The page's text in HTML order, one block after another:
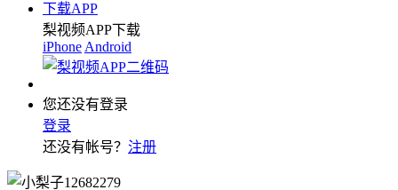
下载APP
梨视频APP下载
iPhone Android
您还没有登录
登录
还没有帐号？ 注册